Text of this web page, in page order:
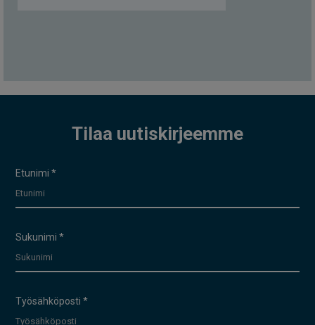
Tilaa uutiskirjeemme
Etunimi *
Sukunimi *
Työsähköposti *